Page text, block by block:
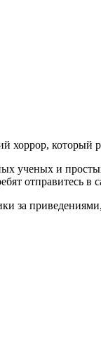
хоррор, который
ученых и
отправитесь в
за